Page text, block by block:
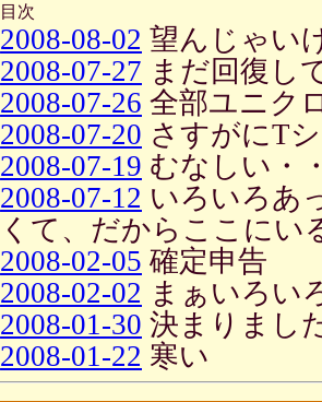
目次
2008-08-02 望んじゃい
2008-07-27 まだ回復し
2008-07-26 全部ユニク
2008-07-20 さすがにT
2008-07-19 むなしい・
2008-07-12 いろいろあ
くて、だからここにい
2008-02-05 確定申告
2008-02-02 まぁいろい
2008-01-30 決まりまし
2008-01-22 寒い